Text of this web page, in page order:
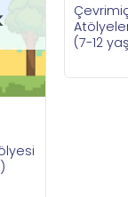
(7-12